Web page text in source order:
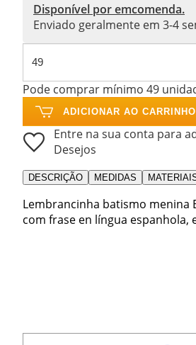
Disponível por emcomenda.
Enviado geralmente em 3-4
Pode comprar mínimo 49
ADICIONAR AO CARRINHO
Entre na sua conta para
Desejos
DESCRIÇÃO MEDIDAS
Lembrancinha batismo menina
com frase en língua